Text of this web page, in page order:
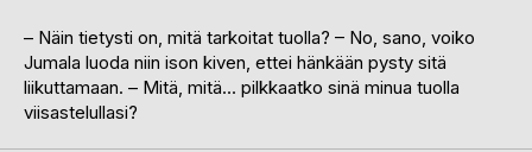
– Näin tietysti on, mitä tarkoitat tuolla? – No, sano, voiko
Jumala luoda niin ison kiven, ettei hänkään pysty sitä
liikuttamaan. – Mitä, mitä… pilkkaatko sinä minua tuolla
viisastelullasi?